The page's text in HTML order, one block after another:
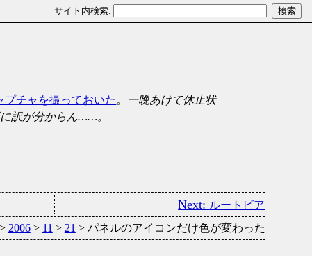
プチャを撮っておいた 。 一晩あけて休止状
訳が分からん……。
ルートビア
2006> 11 > 21 > パネルのアイコンだけ色が変わった